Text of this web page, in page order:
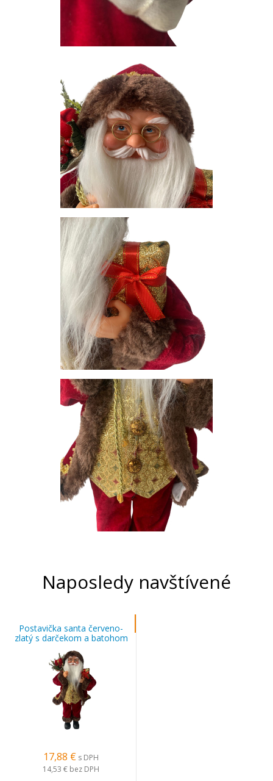
Naposledy navštívené
Postavička santa červeno-
zlatý s darčekom a batohom
17,88 € s DPH
14,53 € bez DPH